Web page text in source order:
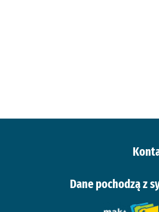
Dane pochodzą z